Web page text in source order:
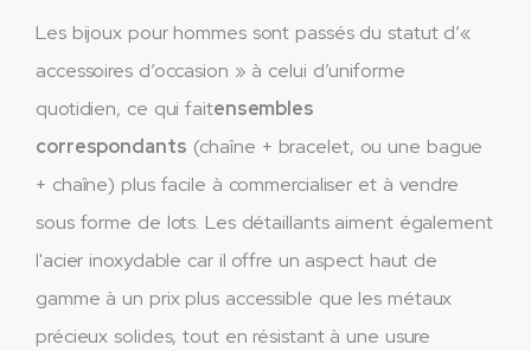
Les bijoux pour hommes sont passés du statut d’«
accessoires d’occasion » à celui d’uniforme
quotidien, ce qui faitensembles
correspondants (chaîne + bracelet, ou une bague
+ chaîne) plus facile à commercialiser et à vendre
sous forme de lots. Les détaillants aiment également
l'acier inoxydable car il offre un aspect haut de
gamme à un prix plus accessible que les métaux
précieux solides, tout en résistant à une usure